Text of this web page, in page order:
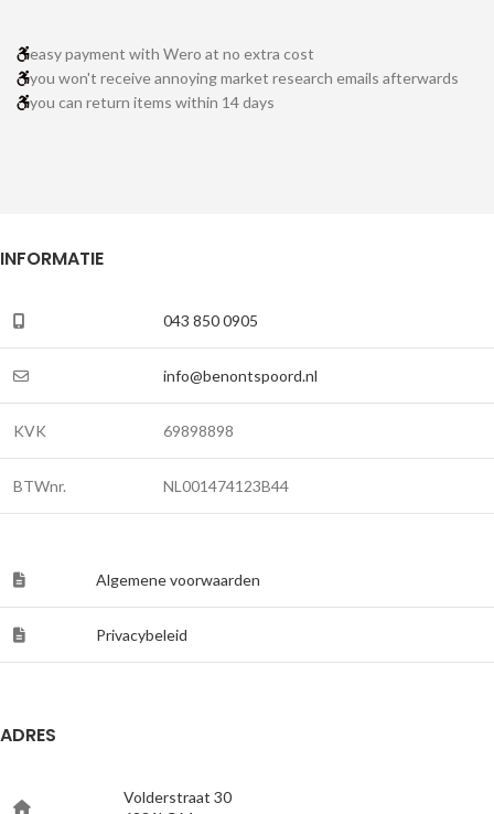
easy payment with Wero at no extra cost
you won't receive annoying market research emails afterwards
you can return items within 14 days
INFORMATIE
043 850 0905
info@benontspoord.nl
KVK 69898898
BTWnr. NL001474123B44
Algemene voorwaarden
Privacybeleid
ADRES
Volderstraat 30